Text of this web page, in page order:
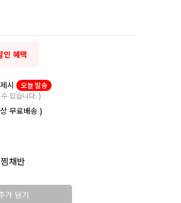
인 혜택
시
오늘 발송
있습니다. )
무료배송 )
채반
가 담기